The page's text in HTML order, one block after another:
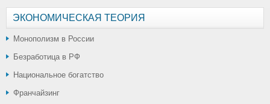
ЭКОНОМИЧЕСКАЯ ТЕОРИЯ
Монополизм в России
Безработица в РФ
Национальное богатство
Франчайзинг